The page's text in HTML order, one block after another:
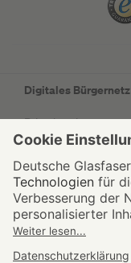
Digitales Bürgernetz
Privatkunden
Wohnungswirtschaft
Kommunen
Netzausbau